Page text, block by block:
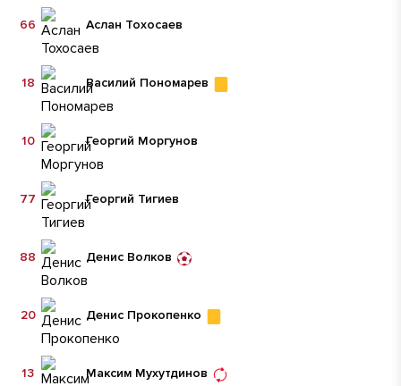
Аслан Тохосаев
66
Василий Пономарев
18
Георгий Моргунов
10
Георгий Тигиев
77
Денис Волков
88
Денис Прокопенко
20
Максим Мухутдинов
13